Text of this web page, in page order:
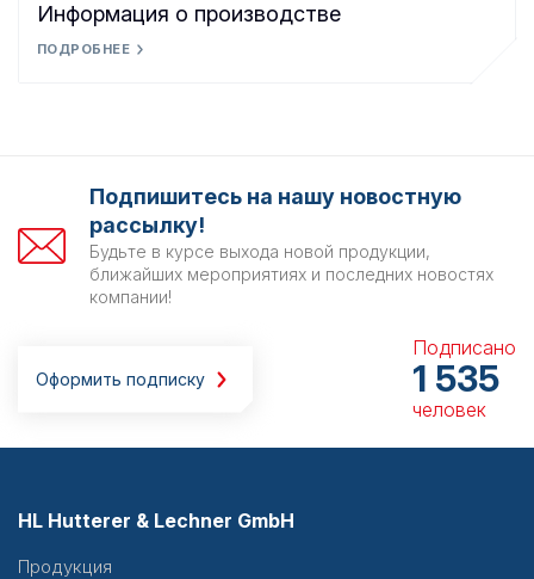
Информация о производстве
ПОДРОБНЕЕ
Подпишитесь на нашу новостную
рассылку!
Будьте в курсе выхода новой продукции,
ближайших мероприятиях и последних новостях
компании!
Оформить подписку
Подписано
1 535
человек
HL Hutterer & Lechner GmbH
Продукция